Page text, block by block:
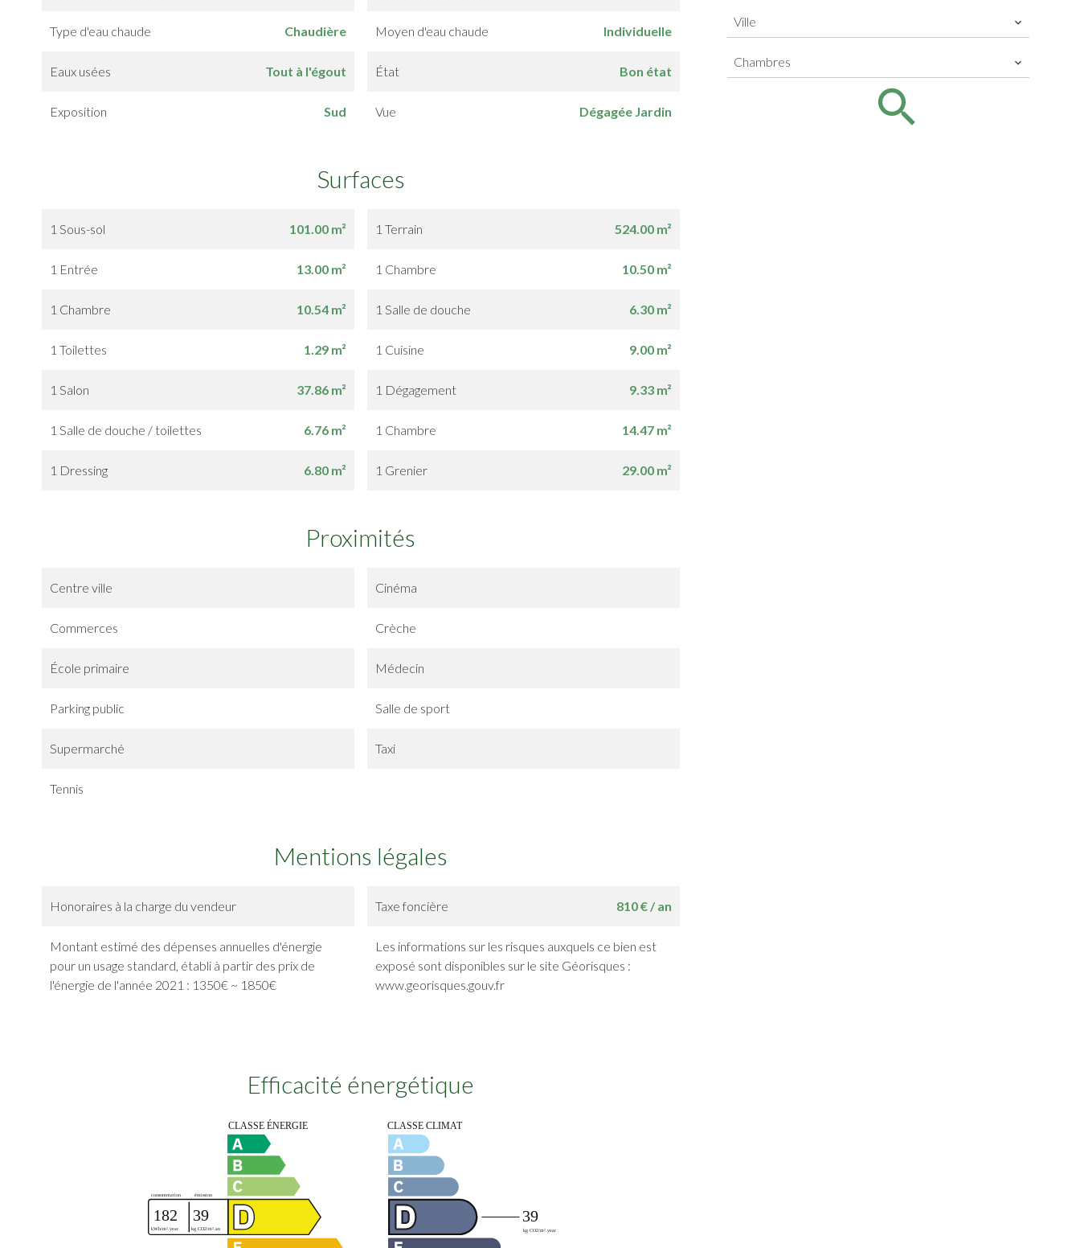
Type d'eau chaude Chaudière Moyen d'eau chaude Individuelle
Eaux usées Tout à l'égout État Bon état
Exposition Sud Vue Dégagée Jardin
Surfaces
1 Sous-sol 101.00 m² 1 Terrain 524.00 m²
1 Entrée 13.00 m² 1 Chambre 10.50 m²
1 Chambre 10.54 m² 1 Salle de douche 6.30 m²
1 Toilettes 1.29 m² 1 Cuisine 9.00 m²
1 Salon 37.86 m² 1 Dégagement 9.33 m²
1 Salle de douche / toilettes 6.76 m² 1 Chambre 14.47 m²
1 Dressing 6.80 m² 1 Grenier 29.00 m²
Proximités
Centre ville Cinéma
Commerces Crèche
École primaire Médecin
Parking public Salle de sport
Supermarché Taxi
Tennis
Mentions légales
Honoraires à la charge du vendeur Taxe foncière 810 € / an
Montant estimé des dépenses annuelles d'énergie
pour un usage standard, établi à partir des prix de
l'énergie de l'année 2021 : 1350€ ~ 1850€
Les informations sur les risques auxquels ce bien est
exposé sont disponibles sur le site Géorisques :
www.georisques.gouv.fr
Efficacité énergétique
Ville
Chambres